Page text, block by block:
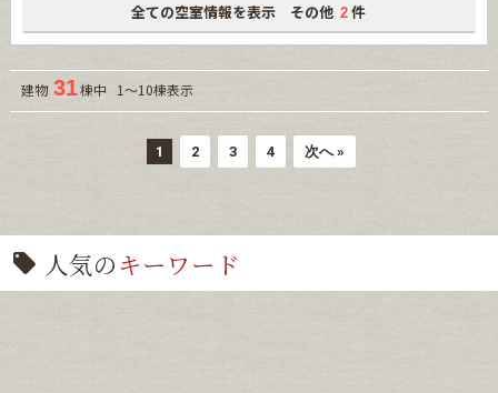
全ての空室情報を表示 その他 2 件
建物 31棟中 1～10棟表示
1 2 3 4 次へ »
人気のキーワード